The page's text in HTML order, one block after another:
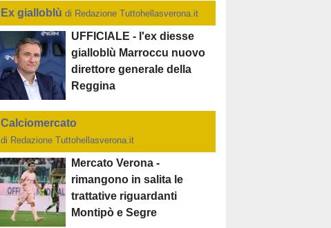
Ex gialloblùdi Redazione Tuttohellasverona.it
UFFICIALE - l'ex diesse
gialloblù Marroccu nuovo
direttore generale della
Reggina
Calciomercato
di Redazione Tuttohellasverona.it
Mercato Verona -
rimangono in salita le
trattative riguardanti
Montipò e Segre